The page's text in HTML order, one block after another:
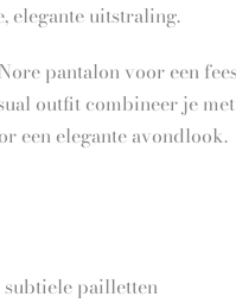
elegante uitstraling.
pantalon voor een
outfit combineer je
een elegante avondlook.
pailletten